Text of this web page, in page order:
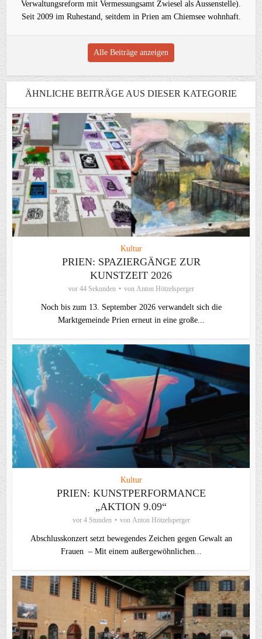
Verwaltungsreform mit Vermessungsamt Zwiesel als Aussenstelle).
Seit 2009 im Ruhestand, seitdem in Prien am Chiemsee wohnhaft.
Alle Beiträge anzeigen
ÄHNLICHE BEITRÄGE AUS DIESER KATEGORIE
Kultur
PRIEN: SPAZIERGÄNGE ZUR
KUNSTZEIT 2026
vor 44 Sekunden von Anton Hötzelsperger
Noch bis zum 13. September 2026 verwandelt sich die
Marktgemeinde Prien erneut in eine große...
Kultur
PRIEN: KUNSTPERFORMANCE
„AKTION 9.09“
vor 4 Stunden von Anton Hötzelsperger
Abschlusskonzert setzt bewegendes Zeichen gegen Gewalt an
Frauen – Mit einem außergewöhnlichen...